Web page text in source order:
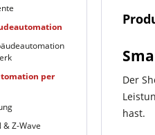
per
& Z-Wave
Der
hast.